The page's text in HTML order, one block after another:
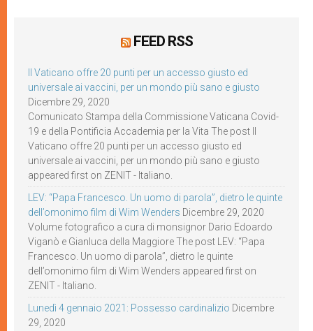
FEED RSS
Il Vaticano offre 20 punti per un accesso giusto ed
universale ai vaccini, per un mondo più sano e giusto
Dicembre 29, 2020
Comunicato Stampa della Commissione Vaticana Covid-
19 e della Pontificia Accademia per la Vita The post Il
Vaticano offre 20 punti per un accesso giusto ed
universale ai vaccini, per un mondo più sano e giusto
appeared first on ZENIT - Italiano.
LEV: “Papa Francesco. Un uomo di parola”, dietro le quinte
dell’omonimo film di Wim Wenders Dicembre 29, 2020
Volume fotografico a cura di monsignor Dario Edoardo
Viganò e Gianluca della Maggiore The post LEV: “Papa
Francesco. Un uomo di parola”, dietro le quinte
dell’omonimo film di Wim Wenders appeared first on
ZENIT - Italiano.
Lunedì 4 gennaio 2021: Possesso cardinalizio Dicembre
29, 2020